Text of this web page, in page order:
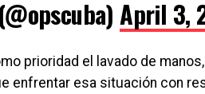
April 3,
prioridad el lavado de
enfrentar esa situación con